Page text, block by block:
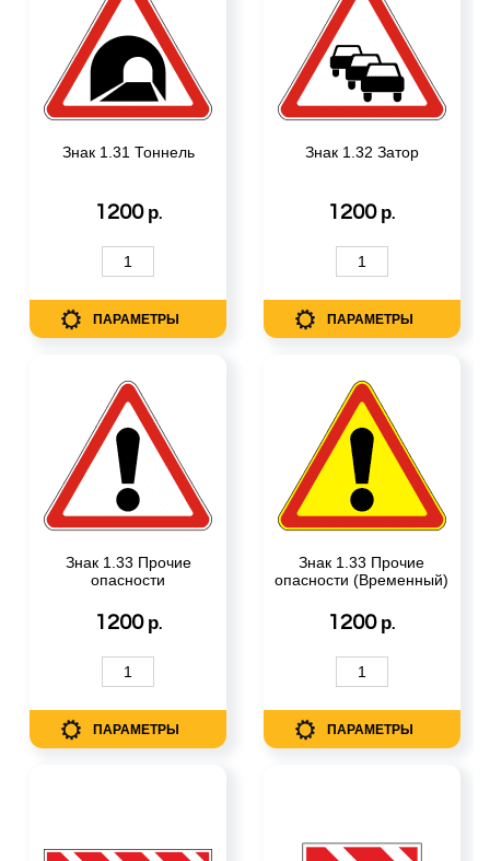
Знак 1.31 Тоннель
1200 р.
ПАРАМЕТРЫ
Знак 1.32 Затор
1200 р.
ПАРАМЕТРЫ
Знак 1.33 Прочие
опасности
1200 р.
ПАРАМЕТРЫ
Знак 1.33 Прочие
опасности (Временный)
1200 р.
ПАРАМЕТРЫ